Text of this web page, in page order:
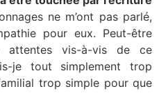
ne m’ont pas parlé,
pour eux. Peut-être
attentes vis-à-vis de ce
je tout simplement trop
trop simple pour que